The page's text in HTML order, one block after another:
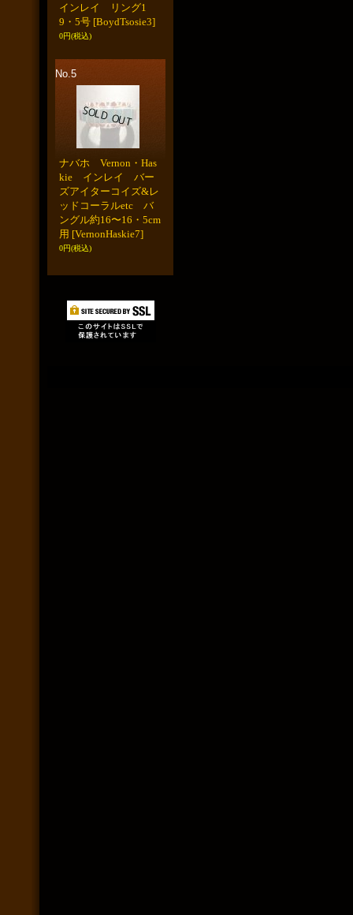
インレイ リング1
9・5号 [BoydTsosie3]
0円(税込)
No.5
ナバホ Vernon・Has
kie インレイ バー
ズアイターコイズ&レ
ッドコーラルetc バ
ングル約16〜16・5cm
用 [VernonHaskie7]
0円(税込)